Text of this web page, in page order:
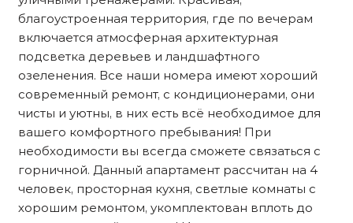
благоустроенная территория, где по вечерам
включается атмосферная архитектурная
подсветка деревьев и ландшафтного
озеленения. Все наши номера имеют хороший
современный ремонт, с кондиционерами, они
чисты и уютны, в них есть всё необходимое для
вашего комфортного пребывания! При
необходимости вы всегда сможете связаться с
горничной. Данный апартамент рассчитан на 4
человек, просторная кухня, светлые комнаты с
хорошим ремонтом, укомплектован вплоть до